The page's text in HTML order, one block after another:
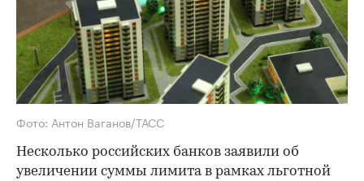
Фото: Антон Ваганов/ТАСС
Несколько российских банков заявили об
увеличении суммы лимита в рамках льготной